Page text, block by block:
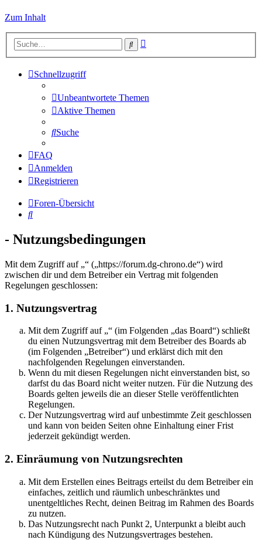
Zum Inhalt
Suche
Schnellzugriff
Unbeantwortete Themen
Aktive Themen
Suche
FAQ
Anmelden
Registrieren
Foren-Übersicht
Suche
- Nutzungsbedingungen
Mit dem Zugriff auf „“ („https://forum.dg-chrono.de“) wird
zwischen dir und dem Betreiber ein Vertrag mit folgenden
Regelungen geschlossen:
1. Nutzungsvertrag
Mit dem Zugriff auf „“ (im Folgenden „das Board“) schließt
du einen Nutzungsvertrag mit dem Betreiber des Boards ab
(im Folgenden „Betreiber“) und erklärst dich mit den
nachfolgenden Regelungen einverstanden.
Wenn du mit diesen Regelungen nicht einverstanden bist, so
darfst du das Board nicht weiter nutzen. Für die Nutzung des
Boards gelten jeweils die an dieser Stelle veröffentlichten
Regelungen.
Der Nutzungsvertrag wird auf unbestimmte Zeit geschlossen
und kann von beiden Seiten ohne Einhaltung einer Frist
jederzeit gekündigt werden.
2. Einräumung von Nutzungsrechten
Mit dem Erstellen eines Beitrags erteilst du dem Betreiber ein
einfaches, zeitlich und räumlich unbeschränktes und
unentgeltliches Recht, deinen Beitrag im Rahmen des Boards
zu nutzen.
Das Nutzungsrecht nach Punkt 2, Unterpunkt a bleibt auch
nach Kündigung des Nutzungsvertrages bestehen.